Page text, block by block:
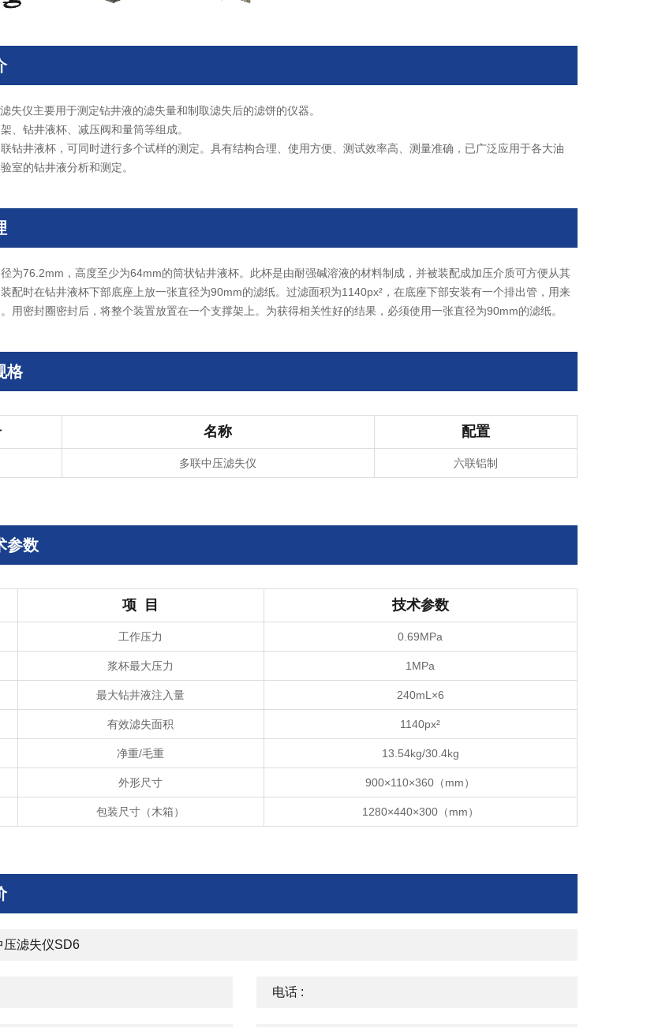
失仪主要用于测定钻井液的滤失量和制取滤失后的滤饼的仪器。
、钻井液杯、减压阀和量筒等组成。
钻井液杯，可同时进行多个试样的测定。具有结构合理、使用方便、测试效率高、测量准确，已广泛应用于各大油
室的钻井液分析和测定。
为76.2mm，高度至少为64mm的筒状钻井液杯。此杯是由耐强碱溶液的材料制成，并被装配成加压介质可方便从其
配时在钻井液杯下部底座上放一张直径为90mm的滤纸。过滤面积为1140px²，在底座下部安装有一个排出管，用来
用密封圈密封后，将整个装置放置在一个支撑架上。为获得相关性好的结果，必须使用一张直径为90mm的滤纸。
格
名称 配置
多联中压滤失仪 六联铝制
参数
项 目 技术参数
工作压力 0.69MPa
浆杯最大压力 1MPa
最大钻井液注入量 240mL×6
有效滤失面积 1140px²
净重/毛重 13.54kg/30.4kg
外形尺寸 900×110×360（mm）
包装尺寸（木箱） 1280×440×300（mm）